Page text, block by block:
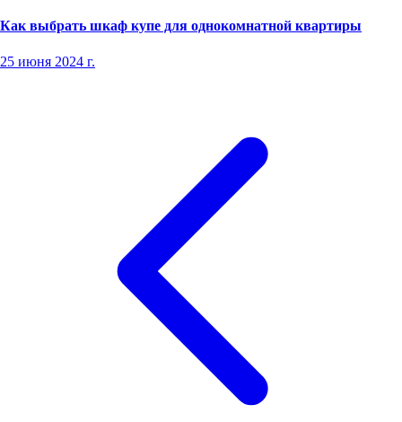
Как выбрать шкаф купе для однокомнатной квартиры
25 июня 2024 г.